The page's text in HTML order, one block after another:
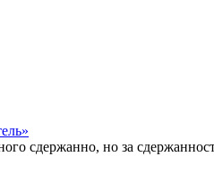
сдержанно, но за